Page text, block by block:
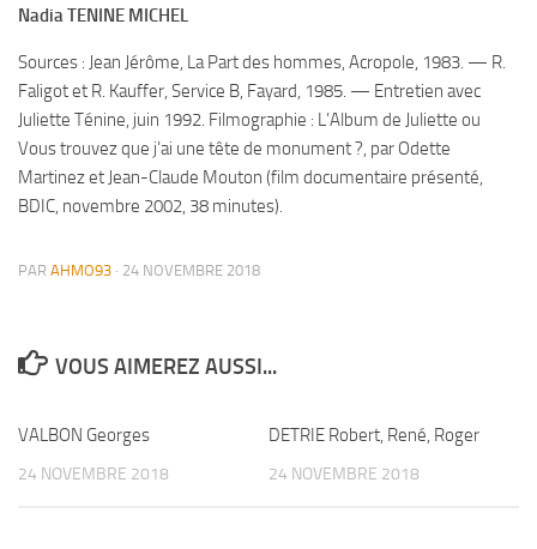
Nadia TENINE MICHEL
Sources : Jean Jérôme, La Part des hommes, Acropole, 1983. — R.
Faligot et R. Kauffer, Service B, Fayard, 1985. — Entretien avec
Juliette Ténine, juin 1992. Filmographie : L’Album de Juliette ou
Vous trouvez que j’ai une tête de monument ?, par Odette
Martinez et Jean-Claude Mouton (film documentaire présenté,
BDIC, novembre 2002, 38 minutes).
PAR AHMO93 · 24 NOVEMBRE 2018
VOUS AIMEREZ AUSSI...
VALBON Georges
24 NOVEMBRE 2018
DETRIE Robert, René, Roger
24 NOVEMBRE 2018